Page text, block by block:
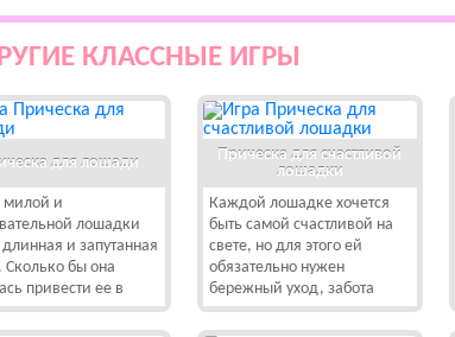
КЛАССНЫЕ ИГРЫ
для лошади
милой и
лошадки
и запутанная
Сколько бы она
привести ее в
Прическа для счастливой
лошадки
Каждой лошадке хочется
быть самой счастливой на
свете, но для этого ей
обязательно нужен
бережный уход, забота